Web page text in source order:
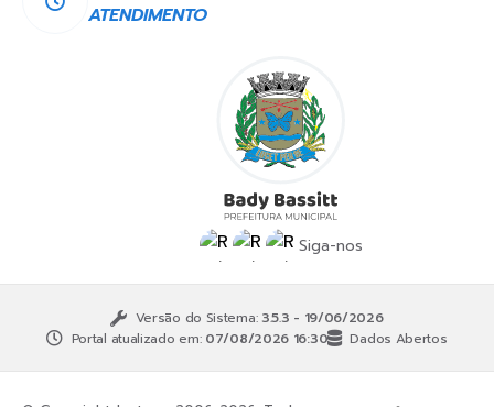
Siga-nos
ATENDIMENTO
Versão do Sistema: 3.5.3 - 19/06/2026
Portal atualizado em: 07/08/2026 16:30 Dados Abertos